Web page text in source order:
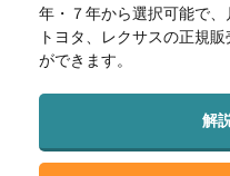
年・７年から選択可能で、
トヨタ、レクサスの正規
ができます。
解